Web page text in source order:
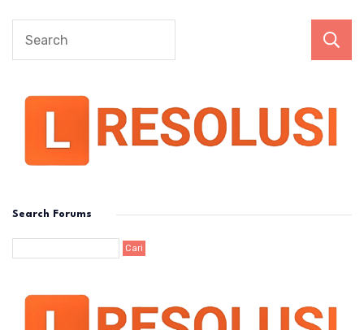
Search Forums